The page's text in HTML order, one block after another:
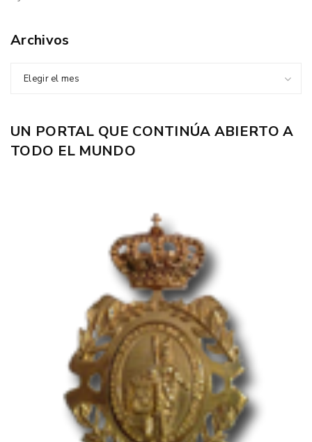
Archivos
Elegir el mes
UN PORTAL QUE CONTINÚA ABIERTO A
TODO EL MUNDO